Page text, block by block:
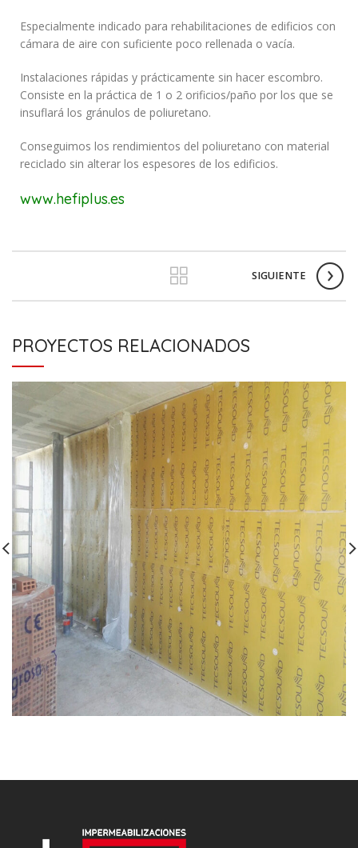
Especialmente indicado para rehabilitaciones de edificios con
cámara de aire con suficiente poco rellenada o vacía.
Instalaciones rápidas y prácticamente sin hacer escombro.
Consiste en la práctica de 1 o 2 orificios/paño por los que se
insuflará los gránulos de poliuretano.
Conseguimos los rendimientos del poliuretano con material
reciclado sin alterar los espesores de los edificios.
www.hefiplus.es
SIGUIENTE
PROYECTOS RELACIONADOS